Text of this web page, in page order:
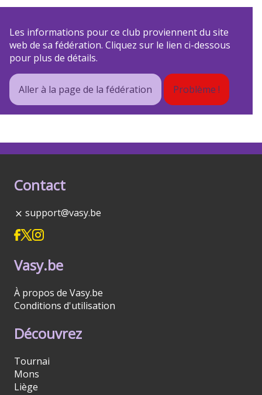
Les informations pour ce club proviennent du site
web de sa fédération. Cliquez sur le lien ci-dessous
pour plus de détails.
Aller à la page de la fédération Problème !
Contact
support@vasy.be
Vasy.be
À propos de Vasy.be
Conditions d'utilisation
Découvrez
Tournai
Mons
Liège